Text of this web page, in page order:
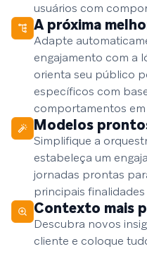
usuários com
A próxima
Adapte
engajamento com a
orienta seu público
específicos com
comportamentos
Modelos
Simplifique a
estabeleça um
jornadas prontas
principais finalidades
Contexto mais
Descubra novos
cliente e coloque